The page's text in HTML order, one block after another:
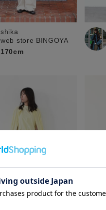
shika
web store BINGOYA
170cm